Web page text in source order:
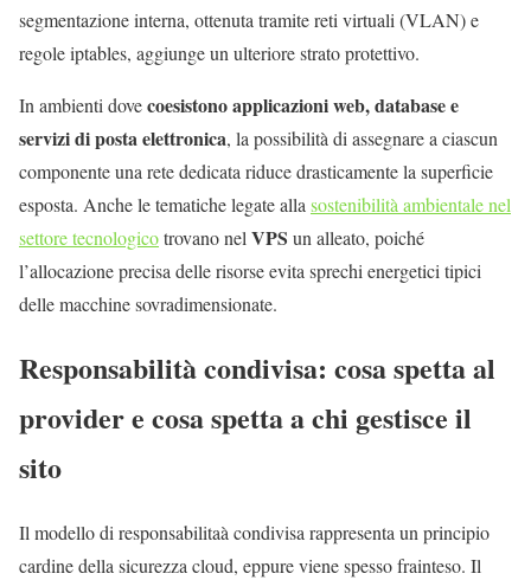
segmentazione interna, ottenuta tramite reti virtuali (VLAN) e
regole iptables, aggiunge un ulteriore strato protettivo.
In ambienti dovecoesistono applicazioni web, database e
servizi di posta elettronica, la possibilità di assegnare a ciascun
componente una rete dedicata riduce drasticamente la superficie
esposta. Anche le tematiche legate alla sostenibilità ambientale nel
settore tecnologicotrovano nel VPS un alleato, poiché
l’allocazione precisa delle risorse evita sprechi energetici tipici
delle macchine sovradimensionate.
Responsabilità condivisa: cosa spetta al
provider e cosa spetta a chi gestisce il
sito
Il modello di responsabilitaà condivisa rappresenta un principio
cardine della sicurezza cloud, eppure viene spesso frainteso. Il